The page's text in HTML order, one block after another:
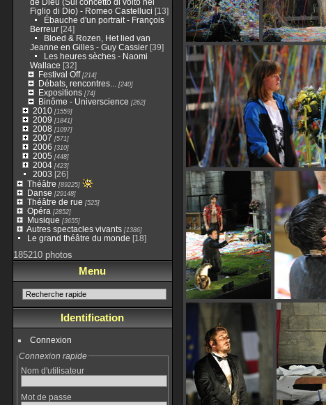
Figlio di Dio) - Romeo Castelluci [13]
Ébauche d'un portrait - François
Berreur[24]
Bloed & Rozen, Het lied van
Jeanne en Gilles - Guy Cassier[39]
Les heures sèches - Naomi
Wallace [32]
Festival Off[214]
Débats, rencontres... [240]
Expositions[74]
Binôme - Universcience [262]
2010[1559]
2009 [1841]
2008 [1097]
2007 [571]
2006 [310]
2005 [448]
2004[423]
2003 [26]
Théâtre [89225]
Danse [29148]
Théâtre de rue [525]
Opéra [2852]
Musique [3655]
Autres spectacles vivants[1386]
Le grand théâtre du monde [18]
185210 photos
Menu
Identification
Connexion
Connexion rapide
Nom d'utilisateur
Mot de passe